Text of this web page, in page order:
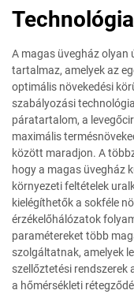
Technológia
A magas üvegház olyan
tartalmaz, amelyek az
optimális növekedési
szabályozási
páratartalom, a
maximális
között maradjon. A
hogy a magas üvegház
környezeti feltételek
kielégíthetők a sokféle
érzékelőhálózatok
paramétereket több
szolgáltatnak, amelyek
szellőztetési
a hőmérsékleti